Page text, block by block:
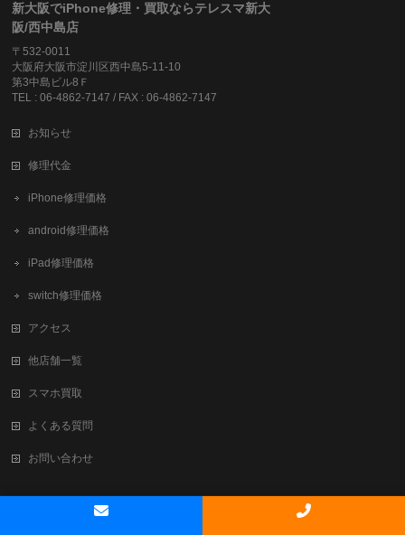
新大阪でiPhone修理・買取ならテレスマ新大
阪/西中島店
〒532-0011
大阪府大阪市淀川区西中島5-11-10
第3中島ビル8Ｆ
TEL : 06-4862-7147 / FAX : 06-4862-7147
お知らせ
修理代金
iPhone修理価格
android修理価格
iPad修理価格
switch修理価格
アクセス
他店舗一覧
スマホ買取
よくある質問
お問い合わせ
新大阪でiPhone修理・買取ならテレスマ新大阪/西中島店